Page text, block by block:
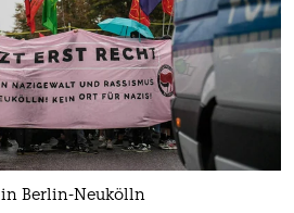
in Berlin-Neukölln